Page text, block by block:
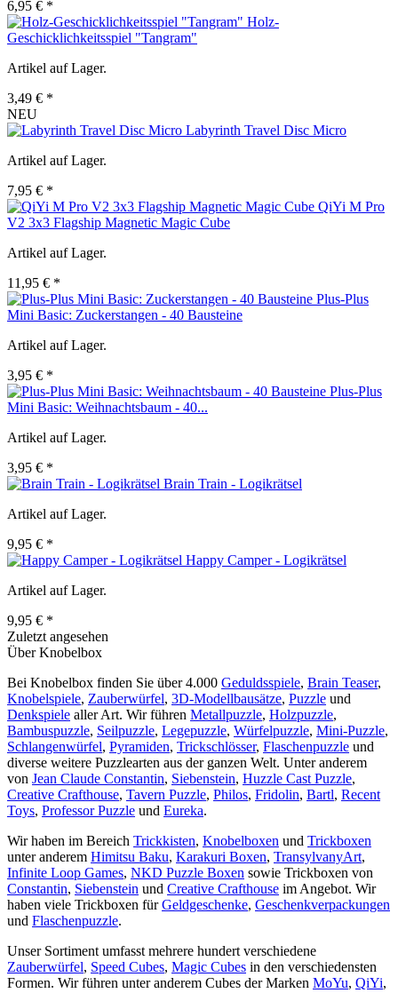
6,95 € *
Holz-
Geschicklichkeitsspiel "Tangram"
Artikel auf Lager.
3,49 € *
NEU
Labyrinth Travel Disc Micro
Artikel auf Lager.
7,95 € *
QiYi M Pro
V2 3x3 Flagship Magnetic Magic Cube
Artikel auf Lager.
11,95 € *
Plus-Plus
Mini Basic: Zuckerstangen - 40 Bausteine
Artikel auf Lager.
3,95 € *
Plus-Plus
Mini Basic: Weihnachtsbaum - 40...
Artikel auf Lager.
3,95 € *
Brain Train - Logikrätsel
Artikel auf Lager.
9,95 € *
Happy Camper - Logikrätsel
Artikel auf Lager.
9,95 € *
Zuletzt angesehen
Über Knobelbox
Bei Knobelbox finden Sie über 4.000 Geduldsspiele, Brain Teaser,
Knobelspiele, Zauberwürfel, 3D-Modellbausätze, Puzzle und
Denkspiele aller Art. Wir führen Metallpuzzle, Holzpuzzle,
Bambuspuzzle, Seilpuzzle, Legepuzzle, Würfelpuzzle, Mini-Puzzle,
Schlangenwürfel, Pyramiden, Trickschlösser, Flaschenpuzzle und
diverse weitere Puzzlearten aus der ganzen Welt. Unter anderem
von Jean Claude Constantin, Siebenstein, Huzzle Cast Puzzle,
Creative Crafthouse, Tavern Puzzle, Philos, Fridolin, Bartl, Recent
Toys, Professor Puzzle und Eureka.
Wir haben im Bereich Trickkisten, Knobelboxen und Trickboxen
unter anderem Himitsu Baku, Karakuri Boxen, TransylvanyArt,
Infinite Loop Games, NKD Puzzle Boxen sowie Trickboxen von
Constantin, Siebenstein und Creative Crafthouse im Angebot. Wir
haben viele Trickboxen fürGeldgeschenke, Geschenkverpackungen
und Flaschenpuzzle.
Unser Sortiment umfasst mehrere hundert verschiedene
Zauberwürfel, Speed Cubes, Magic Cubes in den verschiedensten
Formen. Wir führen unter anderem Cubes der Marken MoYu, QiYi,